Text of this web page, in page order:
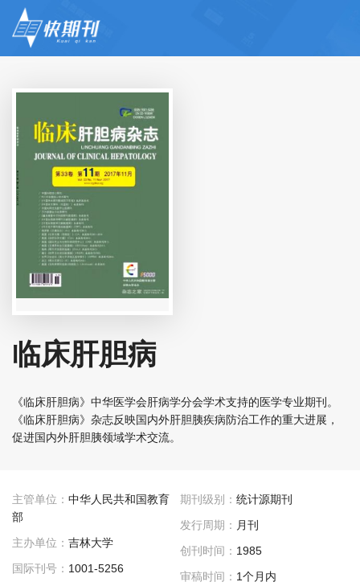
临床肝胆病
《临床肝胆病》中华医学会肝病学分会学术支持的医学专业期刊。
《临床肝胆病》杂志反映国内外肝胆胰疾病防治工作的重大进展，
促进国内外肝胆胰领域学术交流。
主管单位： 中华人民共和国教育
部
主办单位： 吉林大学
国际刊号： 1001-5256
期刊级别： 统计源期刊
发行周期： 月刊
创刊时间： 1985
审稿时间： 1个月内